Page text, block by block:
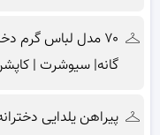
۷۰ مدل لباس گرم
گانه| سیوشرت |
پیراهن یلدایی